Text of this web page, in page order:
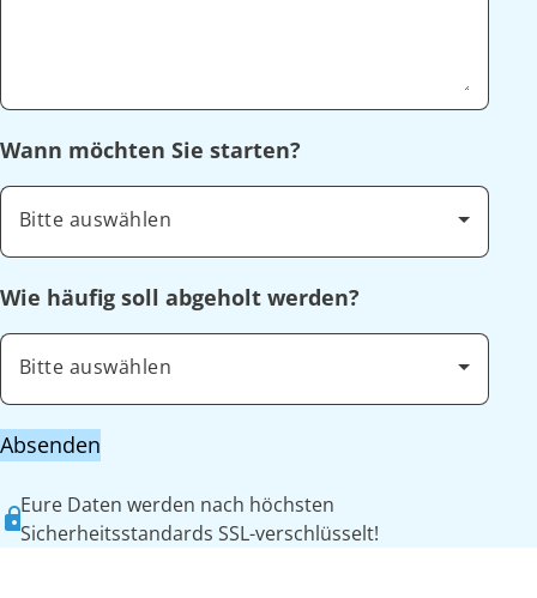
Wann möchten Sie starten?
Bitte auswählen
Wie häufig soll abgeholt werden?
Bitte auswählen
Absenden
Eure Daten werden nach höchsten
Sicherheitsstandards SSL-verschlüsselt!